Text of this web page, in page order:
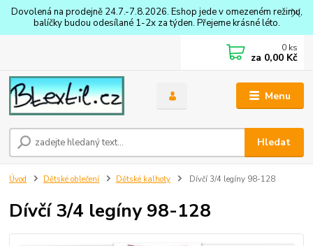
Dovolená na prodejně 24.7.-7.8.2026. Eshop jede v omezeném režimu,
balíčky budou odesílané 1-2x za týden. Přejeme krásné léto.
Menu
Hledat
0 ks
za 0,00 Kč
Úvod Dětské oblečení Dětské kalhoty Dívčí 3/4 legíny 98-128
Dívčí 3/4 legíny 98-128